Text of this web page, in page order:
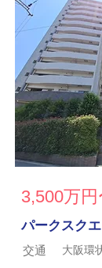
3,500万
パークスク
交通 大阪環